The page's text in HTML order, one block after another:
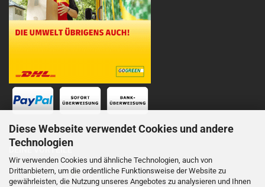
Diese Webseite verwendet Cookies und andere
Technologien
Wir verwenden Cookies und ähnliche Technologien, auch von
Drittanbietern, um die ordentliche Funktionsweise der Website zu
gewährleisten, die Nutzung unseres Angebotes zu analysieren und Ihnen
DEINE VORTEILE
Schnelle Lieferung